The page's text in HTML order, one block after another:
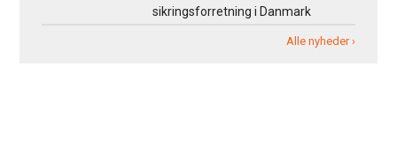
sikringsforretning i Danmark
Alle nyheder ›